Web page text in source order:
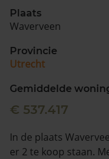
088 220
Maandag t/m
Plaats
Waverveen
Provincie
Utrecht
Gemiddelde
€ 537.417
In de plaats
er 2 te koop staan.